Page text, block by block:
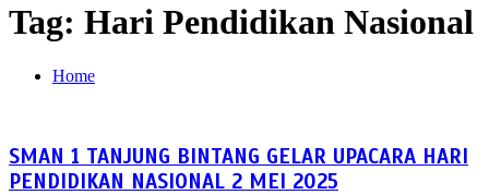
Tag: Hari Pendidikan Nasional
Home
SMAN 1 TANJUNG BINTANG GELAR UPACARA HARI
PENDIDIKAN NASIONAL 2 MEI 2025